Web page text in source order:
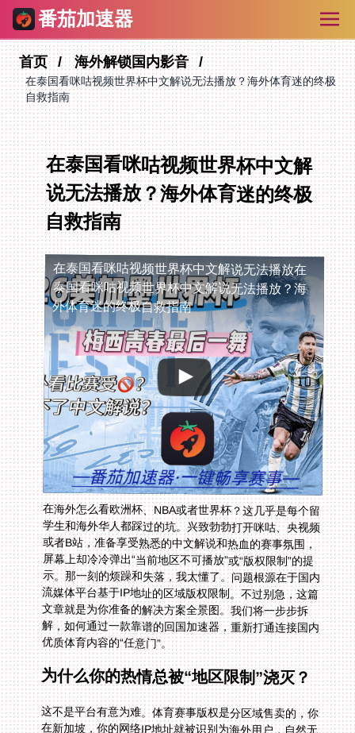
番茄加速器
首页 海外解锁国内影音
在泰国看咪咕视频世界杯中文解说无法播放？海外体育迷的终极
自救指南
在泰国看咪咕视频世界杯中文解
说无法播放？海外体育迷的终极
自救指南
在泰国看咪咕视频世界杯中文解说无法播放在
泰国看咪咕视频世界杯中文解说无法播放？海
外体育迷的终极自救指南
在海外怎么看欧洲杯、NBA或者世界杯？这几乎是每个留
学生和海外华人都踩过的坑。兴致勃勃打开咪咕、央视频
或者B站，准备享受熟悉的中文解说和热血的赛事氛围，
屏幕上却冷冷弹出“当前地区不可播放”或“版权限制”的提
示。那一刻的烦躁和失落，我太懂了。问题根源在于国内
流媒体平台基于IP地址的区域版权限制。不过别急，这篇
文章就是为你准备的解决方案全景图。我们将一步步拆
解，如何通过一款靠谱的回国加速器，重新打通连接国内
优质体育内容的“任意门”。
为什么你的热情总被“地区限制”浇灭？
这不是平台有意为难。体育赛事版权是分区域售卖的，你
在新加坡，你的网络IP地址就被识别为海外用户，自然无
法访问仅限中国大陆地区的内容。无论是新加坡看央视频